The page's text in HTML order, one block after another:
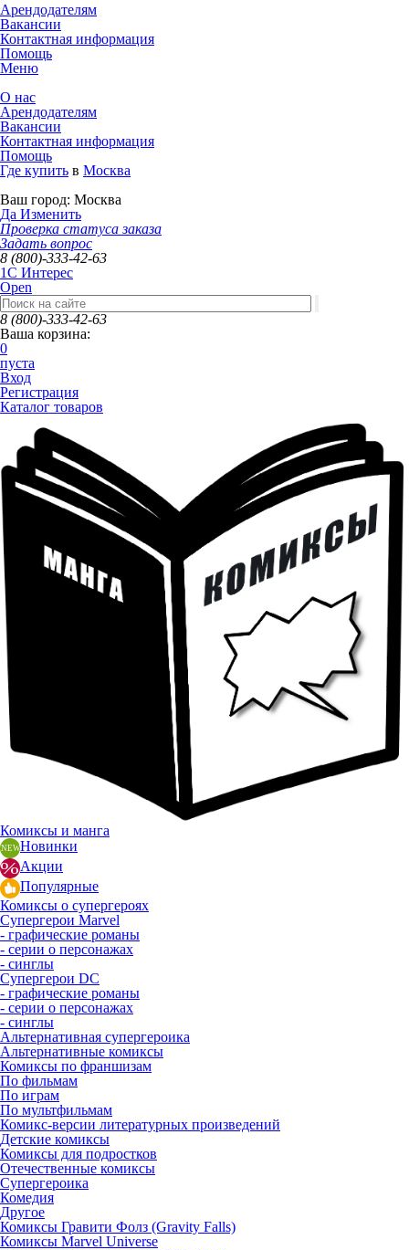
Арендодателям
Вакансии
Контактная информация
Помощь
Меню
О нас
Арендодателям
Вакансии
Контактная информация
Помощь
Где купить в Москва
Ваш город: Москва
Да Изменить
Проверка статуса заказа
Задать вопрос
8 (800)-333-42-63
1C Интерес
Open
8 (800)-333-42-63
Ваша корзина:
0
пуста
Вход
Регистрация
Каталог товаров
Комиксы и манга
Новинки
Акции
Популярные
Комиксы о супергероях
Супергерои Marvel
- графические романы
- серии о персонажах
- синглы
Супергерои DC
- графические романы
- серии о персонажах
- синглы
Альтернативная супергероика
Альтернативные комиксы
Комиксы по франшизам
По фильмам
По играм
По мультфильмам
Комикс-версии литературных произведений
Детские комиксы
Комиксы для подростков
Отечественные комиксы
Супергероика
Комедия
Другое
Комиксы Гравити Фолз (Gravity Falls)
Комиксы Marvel Universe